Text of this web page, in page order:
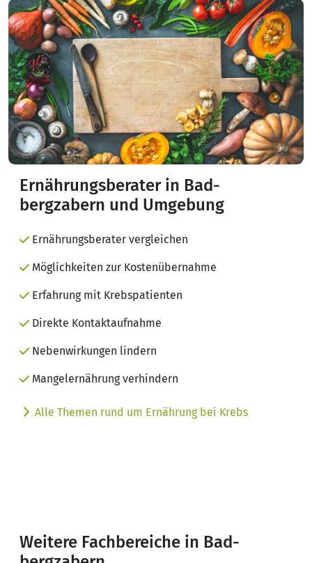
Ernährungsberater in Bad-
bergzabern und Umgebung
Ernährungsberater vergleichen
Möglichkeiten zur Kostenübernahme
Erfahrung mit Krebspatienten
Direkte Kontaktaufnahme
Nebenwirkungen lindern
Mangelernährung verhindern
Alle Themen rund um Ernährung bei Krebs
Weitere Fachbereiche in Bad-